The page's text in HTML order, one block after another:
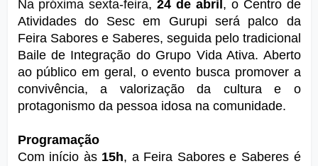
Na próxima sexta-feira, 24 de abril , o Centro de
Atividades do Sesc em Gurupi será palco da
Feira Sabores e Saberes, seguida pelo tradicional
Baile de Integração do Grupo Vida Ativa. Aberto
ao público em geral, o evento busca promover a
convivência, a valorização da cultura e o
protagonismo da pessoa idosa na comunidade.
Programação
Com início às 15h, a Feira Sabores e Saberes é